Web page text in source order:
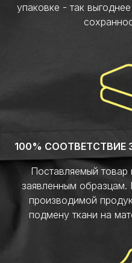
упаковке - так
100%
Поставляемый товар
заявленным образцам.
производимой
подмену ткани на